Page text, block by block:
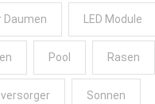
Daumen LED Module
Pool Rasen
Sonnen